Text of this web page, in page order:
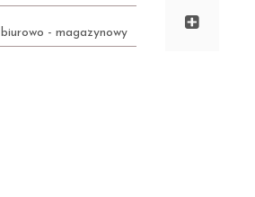
biurowo - magazynowy